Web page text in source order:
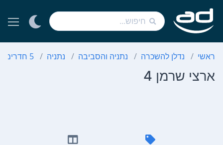
ראשי נדלן להשכרה נתניה והסביבה נתניה 5 חדרים
ארצי שרמן 4